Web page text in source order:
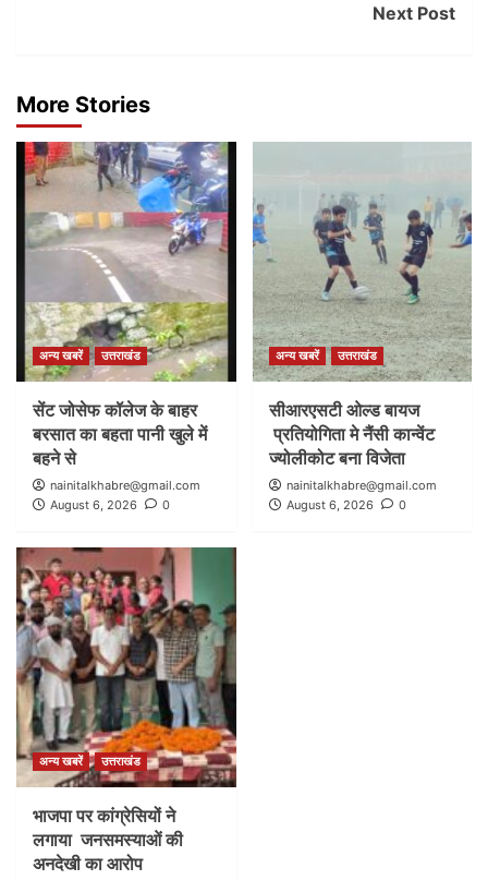
Next Post
More Stories
अन्य खबरें उत्तराखंड
सेंट जोसेफ कॉलेज के बाहर
बरसात का बहता पानी खुले में
बहने से
nainitalkhabre@gmail.com
August 6, 2026
0
अन्य खबरें उत्तराखंड
सीआरएसटी ओल्ड बायज
प्रतियोगिता मे नैंसी कान्वेंट
ज्योलीकोट बना विजेता
nainitalkhabre@gmail.com
August 6, 2026
0
अन्य खबरें उत्तराखंड
भाजपा पर कांग्रेसियों ने
लगाया जनसमस्याओं की
अनदेखी का आरोप